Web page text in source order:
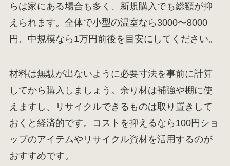
らは家にある場合も多く、新規購入でも総額が抑
えられます。全体で小型の温室なら3000〜8000
円、中規模なら1万円前後を目安にしてください。
材料は無駄が出ないように必要寸法を事前に計算
してから購入しましょう。余り材は補強や棚に使
えますし、リサイクルできるものは取り置きして
おくと経済的です。コストを抑えるなら100円ショ
ップのアイテムやリサイクル資材を活用するのが
おすすめです。